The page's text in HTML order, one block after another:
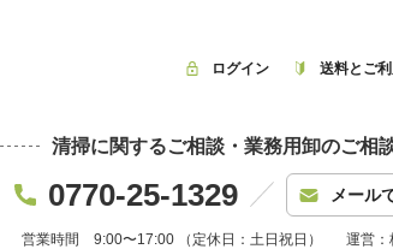
ログイン 送料とご
清掃に関するご相談・業務用卸のご相
0770-25-1329 メール
営業時間 9:00〜17:00 （定休日：土日祝日） 運営：